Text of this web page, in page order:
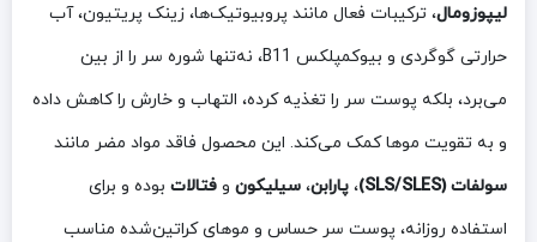
لیپوزومال، ترکیبات فعال مانند پروبیوتیک‌ها، زینک پریتیون، آب
حرارتی گوگردی و بیوکمپلکس B11، نه‌تنها شوره سر را از بین
می‌برد، بلکه پوست سر را تغذیه کرده، التهاب و خارش را کاهش داده
و به تقویت موها کمک می‌کند. این محصول فاقد مواد مضر مانند
سولفات (SLS/SLES)
، پارابن، سیلیکون و فتالات بوده و برای
استفاده روزانه، پوست سر حساس و موهای کراتین‌شده مناسب